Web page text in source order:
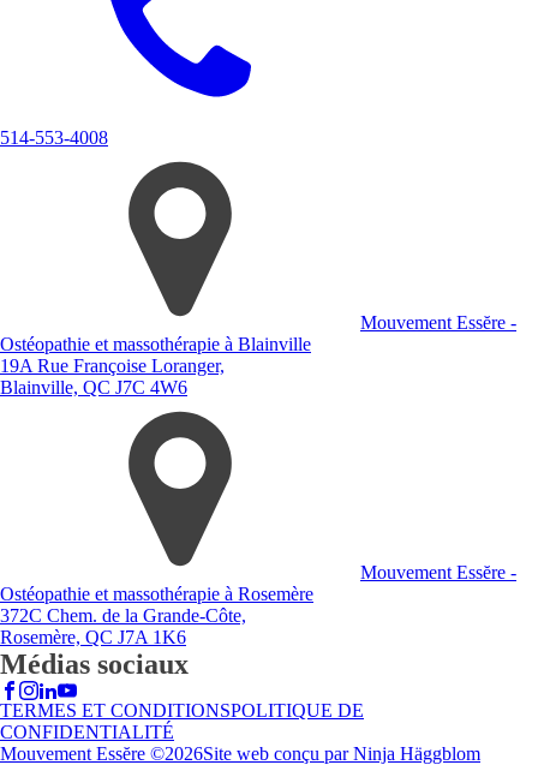
514-553-4008
Mouvement Essĕre -
Ostéopathie et massothérapie à Blainville
19A Rue Françoise Loranger,
Blainville, QC J7C 4W6
Mouvement Essĕre -
Ostéopathie et massothérapie à Rosemère
372C Chem. de la Grande-Côte,
Rosemère, QC J7A 1K6
Médias sociaux
TERMES ET CONDITIONSPOLITIQUE DE
CONFIDENTIALITÉ
Mouvement Essĕre ©2026Site web conçu par Ninja Häggblom